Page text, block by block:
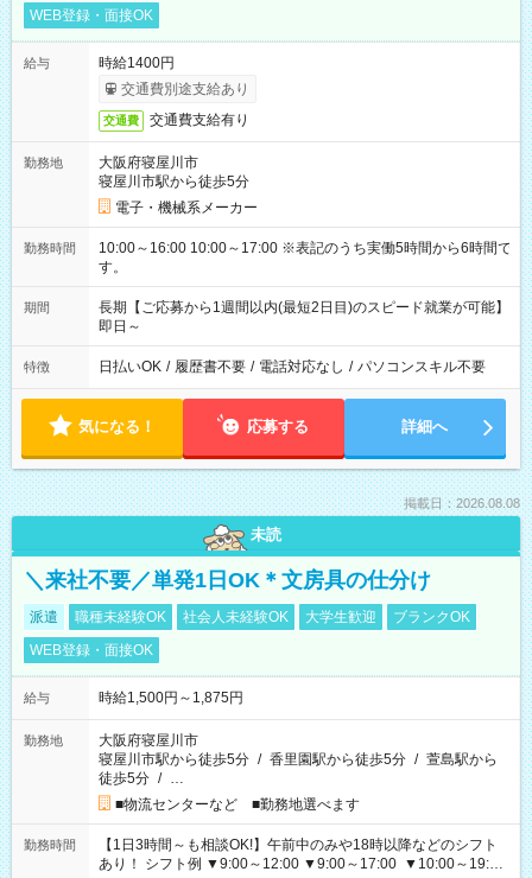
WEB登録・面接OK
給与
時給1400円
交通費別途支給あり
交通費 交通費支給有り
勤務地
大阪府寝屋川市
寝屋川市駅から徒歩5分
電子・機械系メーカー
勤務時間
10:00～16:00 10:00～17:00 ※表記のうち実働5時間から6時間で
す。
期間
長期【ご応募から1週間以内(最短2日目)のスピード就業が可能】
即日～
特徴 日払いOK / 履歴書不要 / 電話対応なし / パソコンスキル不要
気になる！ 応募する 詳細へ
掲載日：2026.08.08
未読
＼来社不要／単発1日OK＊文房具の仕分け
派遣 職種未経験OK 社会人未経験OK 大学生歓迎
ブランクOK
WEB登録・面接OK
給与 時給1,500円～1,875円
勤務地
大阪府寝屋川市
寝屋川市駅から徒歩5分 / 香里園駅から徒歩5分 / 萱島駅から
徒歩5分 / …
■物流センターなど ■勤務地選べます
勤務時間
【1日3時間～も相談OK!】午前中のみや18時以降などのシフト
あり！ シフト例 ▼9:00～12:00 ▼9:00～17:00 ▼10:00～19:00